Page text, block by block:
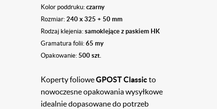
Kolor poddruku: czarny
Rozmiar: 240 x 325 + 50 mm
Rodzaj klejenia: samoklejące z paskiem HK
Gramatura folii: 65 my
Opakowanie: 500 szt.
Koperty folioweGPOST Classicto
nowoczesne opakowania wysyłkowe
idealnie dopasowane do potrzeb